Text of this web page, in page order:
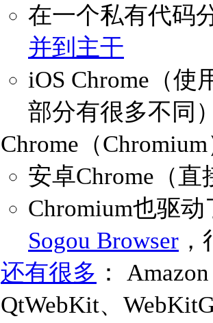
在一个私有代码
并到主干
iOS Chrome（使
部分有很多不同
Chrome（
安卓Chrome（直
Chromium也驱动
Sogou Browser
还有很多 ：
QtWebKit、